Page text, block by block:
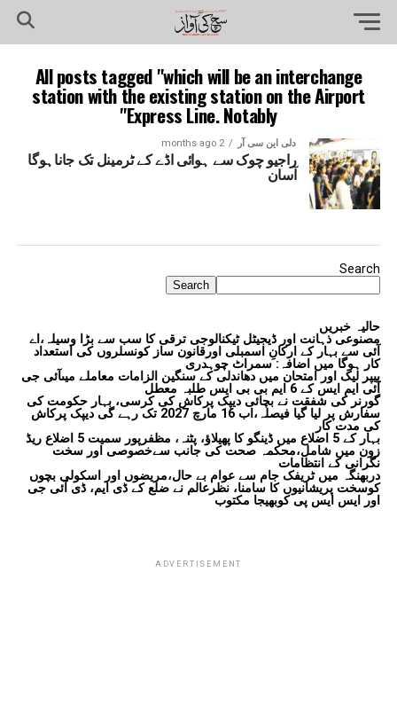
All posts tagged "which will be an interchange
station with the existing station on the Airport
Express Line. Notably"
دلی این سی آر 2 months ago
راجیو چوک سے ہوائی اڈے کے ٹرمینل تک جاناہوگا
آسان
Search
Search
حالیہ خبریں
مصنوعی ذہانت اور ڈیجیٹل ٹیکنالوجی ترقی کا سب سے بڑا وسیلہ،اے
آئی سے بہار کے ارکانِ اسمبلی اورقانون ساز کونسلروں کی استعداد
کار ہوگا میں اضافہ: سمراٹ چوہدری
پیپر لیک اور امتحان میں دھاندلی کے سنگین الزامات معاملے میںآئی جی
آئی ایم ایس کے 6 ایم بی بی ایس طلبہ معطل
گورنر کی شفقت نے بچائی دیپک پرکاش کی کرسی، بہار حکومت کی
سفارش پر لیا گیا فیصلہ،اب 16 مارچ 2027 تک رہے گی دیپک پرکاش
کی مدت کار
بہار کے 5 اضلاع میں ڈینگو کا پھیلاؤ، پٹنہ، مظفرپور سمیت 5 اضلاع ریڈ
زون میں شامل،محکمہ صحت کی جانب سےخصوصی اور سخت
نگرانی کے انتظامات
دربھنگہ میں ٹریفک جام سے عوام بے حال،مریضوں اور اسکولی بچوں
کوسخت پریشانیوں کا سامنا، نظرعالم نے ضلع کے ڈی ایم، ڈی آئی جی
اور ایس ایس پی کوبھیجا مکتوب
ADVERTISEMENT